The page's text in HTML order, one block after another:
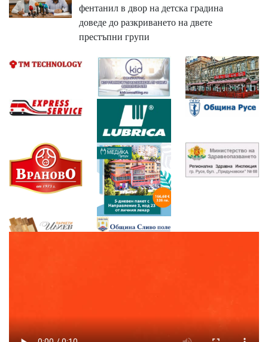
фентанил в двор на детска градина
доведе до разкриването на двете
престъпни групи